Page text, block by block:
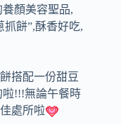
顏美容聖品,
抓餅”,酥香好吃,
搭配一份甜豆
啦!!!無論午餐時
處所啦